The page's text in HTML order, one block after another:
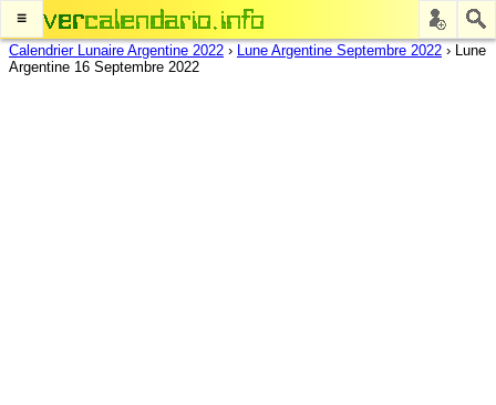
≡
Calendrier Lunaire Argentine 2022 › Lune Argentine Septembre 2022 › Lune
Argentine 16 Septembre 2022